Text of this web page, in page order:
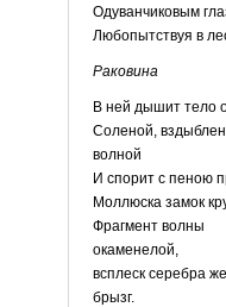
Одуванчиковым
Любопытствуя в
Раковина
В ней дышит тело
Соленой,
волной
И спорит с пеною
Моллюска замок
Фрагмент волны
окаменелой,
всплеск серебра
брызг.